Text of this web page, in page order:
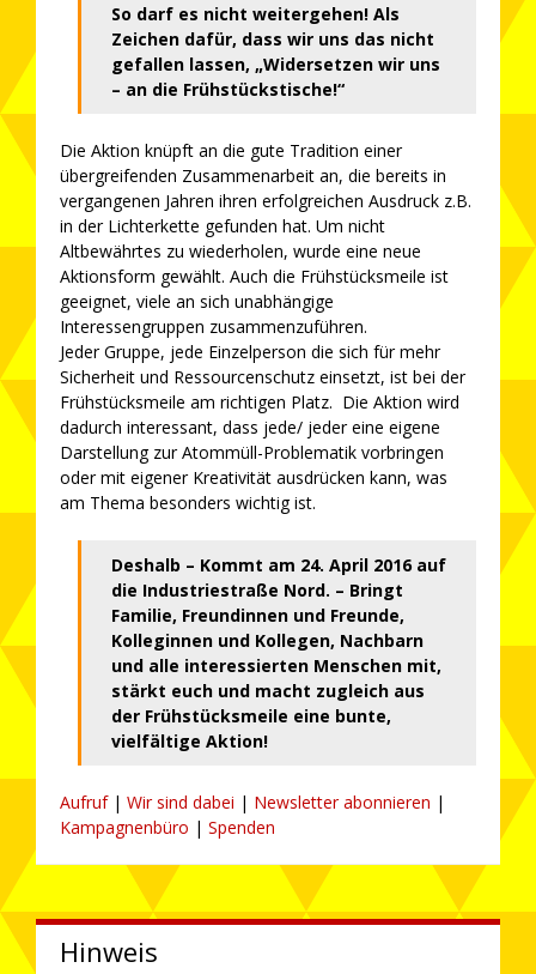
So darf es nicht weitergehen! Als
Zeichen dafür, dass wir uns das nicht
gefallen lassen, „Widersetzen wir uns
– an die Frühstückstische!“
Die Aktion knüpft an die gute Tradition einer
übergreifenden Zusammenarbeit an, die bereits in
vergangenen Jahren ihren erfolgreichen Ausdruck z.B.
in der Lichterkette gefunden hat. Um nicht
Altbewährtes zu wiederholen, wurde eine neue
Aktionsform gewählt. Auch die Frühstücksmeile ist
geeignet, viele an sich unabhängige
Interessengruppen zusammenzuführen.
Jeder Gruppe, jede Einzelperson die sich für mehr
Sicherheit und Ressourcenschutz einsetzt, ist bei der
Frühstücksmeile am richtigen Platz. Die Aktion wird
dadurch interessant, dass jede/ jeder eine eigene
Darstellung zur Atommüll-Problematik vorbringen
oder mit eigener Kreativität ausdrücken kann, was
am Thema besonders wichtig ist.
Deshalb – Kommt am 24. April 2016 auf
die Industriestraße Nord. – Bringt
Familie, Freundinnen und Freunde,
Kolleginnen und Kollegen, Nachbarn
und alle interessierten Menschen mit,
stärkt euch und macht zugleich aus
der Frühstücksmeile eine bunte,
vielfältige Aktion!
Aufruf | Wir sind dabei | Newsletter abonnieren |
Kampagnenbüro | Spenden
Hinweis